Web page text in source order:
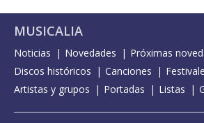
MUSICALIA
Noticias Novedades
Próximas
Discos históricos
Canciones
Artistas y grupos
Portadas Listas